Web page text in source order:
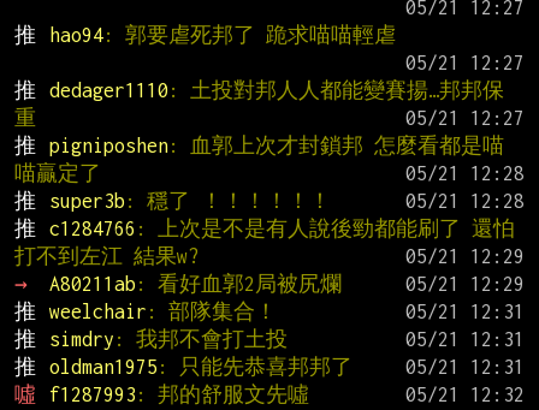
推
hao94: 郭要虐死邦了 跪求喵喵輕虐
推
dedager1110 : 土投對邦人人都能變賽揚…邦邦保
重
推
pigniposhen: 血郭上次才封鎖邦 怎麼看都是喵
喵贏定了
推
super3b : 穩了 ！！！！！！
推
c1284766 : 上次是不是有人說後勁都能刷了 還怕
打不到左江 結果w?
→
A80211ab : 看好血郭2局被尻爛
推
weelchair : 部隊集合！
推
simdry : 我邦不會打土投
推
oldman1975 : 只能先恭喜邦邦了
噓
f1287993 : 邦的舒服文先噓